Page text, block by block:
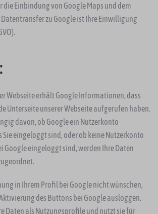
Einbindung von Google Maps und dem
zu Google ist Ihre Einwilligung
Webseite erhält Google Informationen, dass
Unterseite unserer Webseite aufgerufen haben.
davon, ob Google ein Nutzerkonto
Sie eingeloggt sind, oder ob keine Nutzerkonto
Google eingeloggt sind, werden Ihre Daten
in Ihrem Profil bei Google nicht wünschen,
des Buttons bei Google ausloggen.
Daten als Nutzungsprofile und nutzt sie für